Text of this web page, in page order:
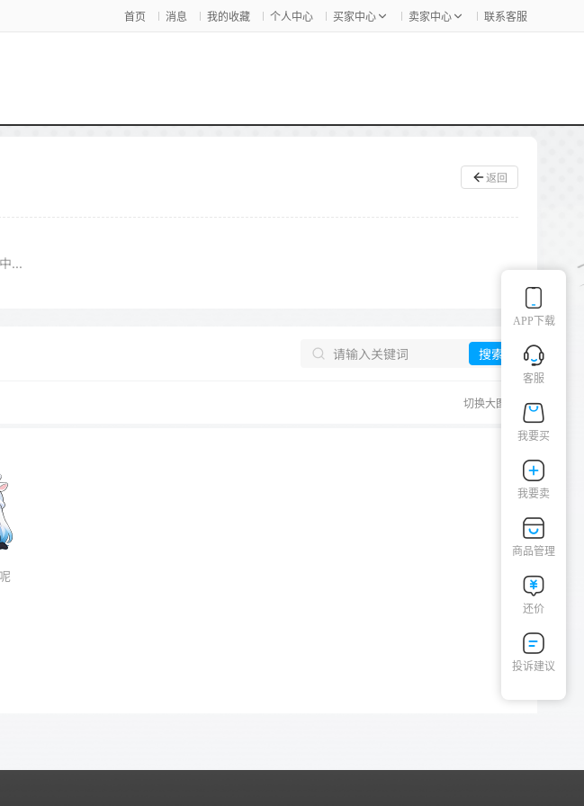
首页 消息 我的收藏 个人中心 买家中心 卖家中心 联系客服
返回
...
搜索
切换大图
APP下载
客服
我要买
我要卖
商品管理
还价
投诉建议